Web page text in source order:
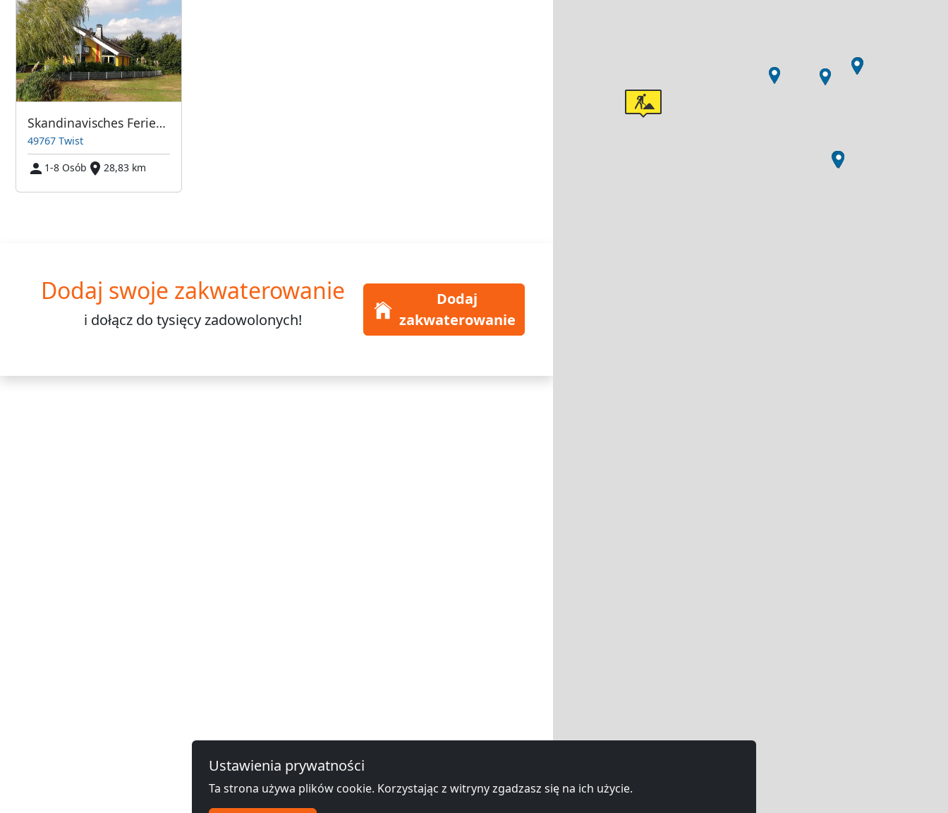
Skandinavisches Ferienhaus am See
49767 Twist
1-8 Osób
28,83 km
Dodaj swoje zakwaterowanie
i dołącz do tysięcyzadowolonych!
Dodaj
zakwaterowanie
Ustawienia prywatności
Ta strona używa plików cookie. Korzystając z witryny zgadzasz się na ich użycie.